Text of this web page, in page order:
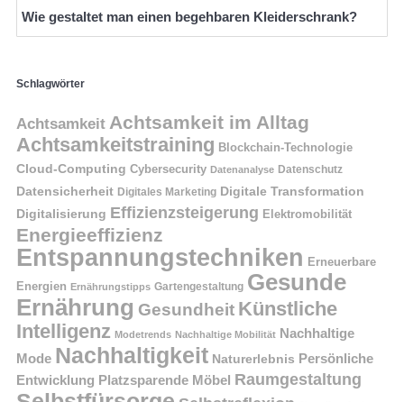
Wie gestaltet man einen begehbaren Kleiderschrank?
Schlagwörter
Achtsamkeit Achtsamkeit im Alltag
Achtsamkeitstraining Blockchain-Technologie
Cloud-Computing Cybersecurity Datenanalyse Datenschutz
Datensicherheit Digitales Marketing Digitale Transformation
Digitalisierung Effizienzsteigerung Elektromobilität
Energieeffizienz
Entspannungstechniken Erneuerbare
Energien Ernährungstipps Gartengestaltung Gesunde
Ernährung Gesundheit Künstliche
Intelligenz Modetrends Nachhaltige Mobilität Nachhaltige
Mode Nachhaltigkeit Naturerlebnis Persönliche
Entwicklung Platzsparende Möbel Raumgestaltung